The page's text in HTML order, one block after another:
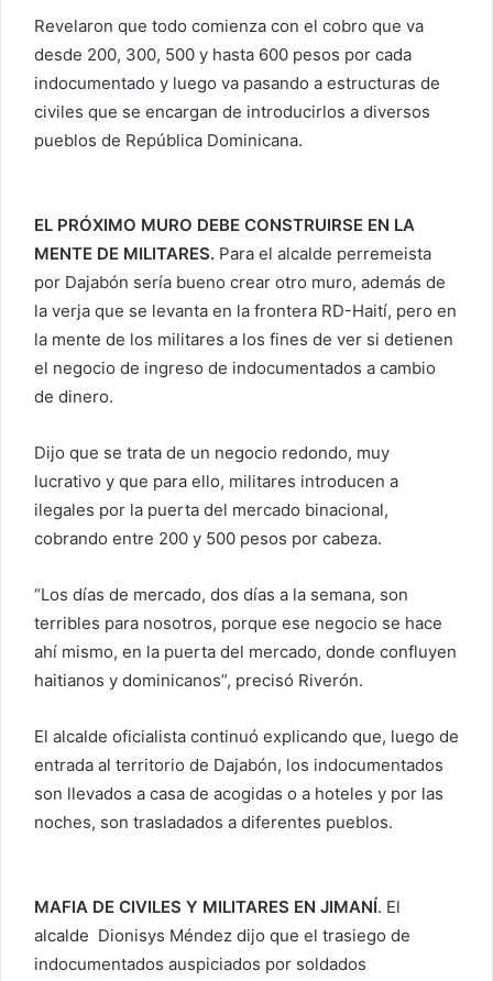
Revelaron que todo comienza con el cobro que va
desde 200, 300, 500 y hasta 600 pesos por cada
indocumentado y luego va pasando a estructuras de
civiles que se encargan de introducirlos a diversos
pueblos de República Dominicana.
EL PRÓXIMO MURO DEBE CONSTRUIRSE EN LA
MENTE DE MILITARES. Para el alcalde perremeista
por Dajabón sería bueno crear otro muro, además de
la verja que se levanta en la frontera RD-Haití, pero en
la mente de los militares a los fines de ver si detienen
el negocio de ingreso de indocumentados a cambio
de dinero.
Dijo que se trata de un negocio redondo, muy
lucrativo y que para ello, militares introducen a
ilegales por la puerta del mercado binacional,
cobrando entre 200 y 500 pesos por cabeza.
“Los días de mercado, dos días a la semana, son
terribles para nosotros, porque ese negocio se hace
ahí mismo, en la puerta del mercado, donde confluyen
haitianos y dominicanos”, precisó Riverón.
El alcalde oficialista continuó explicando que, luego de
entrada al territorio de Dajabón, los indocumentados
son llevados a casa de acogidas o a hoteles y por las
noches, son trasladados a diferentes pueblos.
MAFIA DE CIVILES Y MILITARES EN JIMANÍ. El
alcalde Dionisys Méndez dijo que el trasiego de
indocumentados auspiciados por soldados